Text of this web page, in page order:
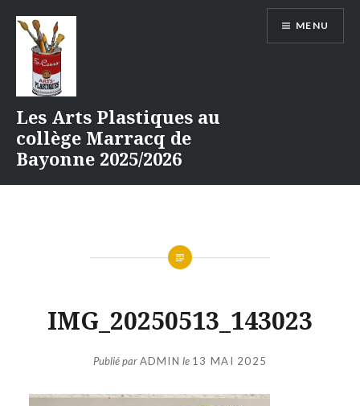
contenu
Les Arts Plastiques au
collège Marracq de
Bayonne 2025/2026
MENU
IMG_20250513_143023
Publié parADMIN le 13 MAI 2025